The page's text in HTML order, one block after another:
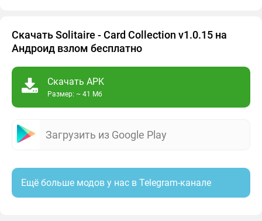
Скачать Solitaire - Card Collection v1.0.15 на
Андроид взлом бесплатно
Скачать APK
Размер: ~ 41 Мб
Загрузить из Google Play
Ещё больше модов у нас в Telegram-канале